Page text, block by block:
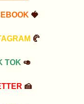
🍓
🥐
TOK 🥑
🍰